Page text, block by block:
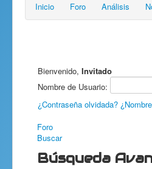
Inicio Foro Análisis
Bienvenido, Invitado
Nombre de Usuario:
¿Contraseña olvidada?
Foro
Buscar
Búsqueda